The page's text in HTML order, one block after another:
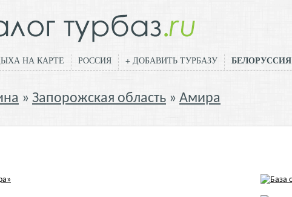
НА КАРТЕ РОССИЯ + ДОБАВИТЬ ТУРБАЗУ БЕЛОРУССИЯ
Запорожская область Амира